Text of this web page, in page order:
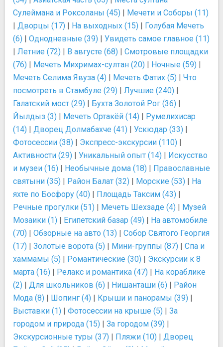
Сулеймана и Роксоланы (45) | Мечети и Соборы (11)
| Дворцы (17) | На выходных (15) | Голубая Мечеть
(6) | Однодневные (39) | Увидеть самое главное (11)
| Летние (72) | В августе (68) | Смотровые площадки
(76) | Мечеть Михримах-султан (20) | Ночные (59) |
Мечеть Селима Явуза (4) | Мечеть Фатих (5) | Что
посмотреть в Стамбуле (29) | Лучшие (240) |
Галатский мост (29) | Бухта Золотой Рог (36) |
Йылдыз (3) | Мечеть Ортакёй (14) | Румелихисар
(14) | Дворец Долмабахче (41) | Ускюдар (33) |
Фотосессии (38) | Экспресс-экскурсии (110) |
Активности (29) | Уникальный опыт (14) | Искусство
и музеи (16) | Необычные дома (18) | Православные
святыни (35) | Район Балат (32) | Морские (53) | На
яхте по Босфору (40) | Площадь Таксим (43) |
Речные прогулки (51) | Мечеть Шехзаде (4) | Музей
Мозаики (1) | Египетский базар (49) | На автомобиле
(70) | Обзорные на авто (13) | Собор Святого Георгия
(17) | Золотые ворота (5) | Мини-группы (87) | Спа и
хаммамы (5) | Романтические (30) | Экскурсии к 8
марта (16) | Релакс и романтика (47) | На кораблике
(2) | Для школьников (6) | Нишанташи (6) | Район
Мода (8) | Шопинг (4) | Крыши и панорамы (39) |
Выставки (1) | Фотосессии на крыше (5) | За
городом и природа (15) | За городом (39) |
Экскурсионные туры (37) | Пляжи (10) | Дворец